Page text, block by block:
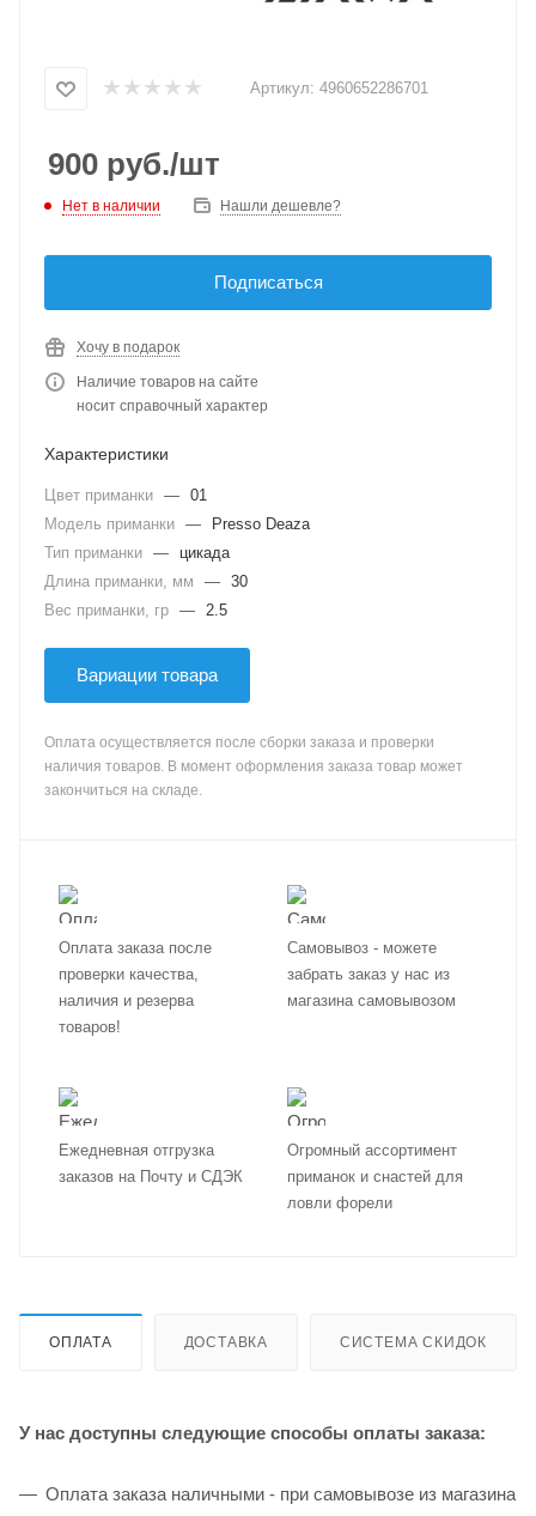
Артикул: 4960652286701
900 руб./шт
Нет в наличии Нашли дешевле?
Подписаться
Хочу в подарок
Наличие товаров на сайте
носит справочный характер
Характеристики
Цвет приманки — 01
Модель приманки —
Presso Deaza
Тип приманки —
цикада
Длина приманки, мм
— 30
Вес приманки, гр — 2.5
Вариации товара
Оплата осуществляется после сборки заказа и проверки
наличия товаров. В момент оформления заказа товар может
закончиться на складе.
Оплата заказа после
проверки качества,
наличия и резерва
товаров!
Самовывоз - можете
забрать заказ у нас из
магазина самовывозом
Ежедневная отгрузка
заказов на Почту и СДЭК
Огромный ассортимент
приманок и снастей для
ловли форели
ОПЛАТА ДОСТАВКА СИСТЕМА СКИДОК
У нас доступны следующие способы оплаты заказа:
Оплата заказа наличными - при самовывозе из магазина